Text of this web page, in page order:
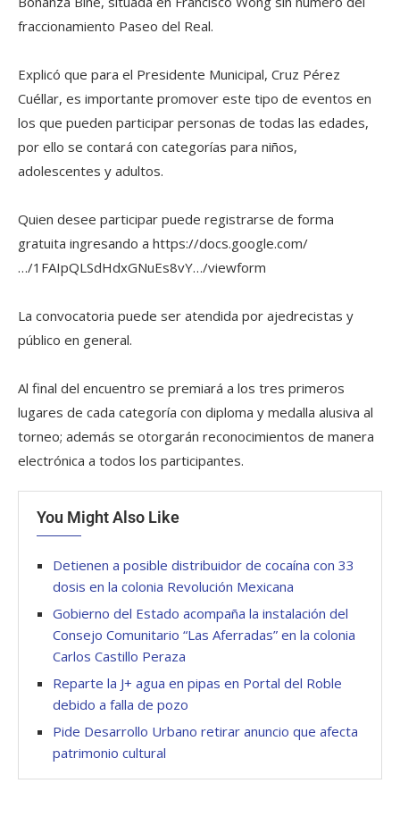
fraccionamiento Paseo del Real.
Explicó que para el Presidente Municipal, Cruz Pérez
Cuéllar, es importante promover este tipo de eventos en
los que pueden participar personas de todas las edades,
por ello se contará con categorías para niños,
adolescentes y adultos.
Quien desee participar puede registrarse de forma
gratuita ingresando a https://docs.google.com/
…/1FAIpQLSdHdxGNuEs8vY…/viewform
La convocatoria puede ser atendida por ajedrecistas y
público en general.
Al final del encuentro se premiará a los tres primeros
lugares de cada categoría con diploma y medalla alusiva al
torneo; además se otorgarán reconocimientos de manera
electrónica a todos los participantes.
You Might Also Like
Detienen a posible distribuidor de cocaína con 33
dosis en la colonia Revolución Mexicana
Gobierno del Estado acompaña la instalación del
Consejo Comunitario “Las Aferradas” en la colonia
Carlos Castillo Peraza
Reparte la J+ agua en pipas en Portal del Roble
debido a falla de pozo
Pide Desarrollo Urbano retirar anuncio que afecta
patrimonio cultural